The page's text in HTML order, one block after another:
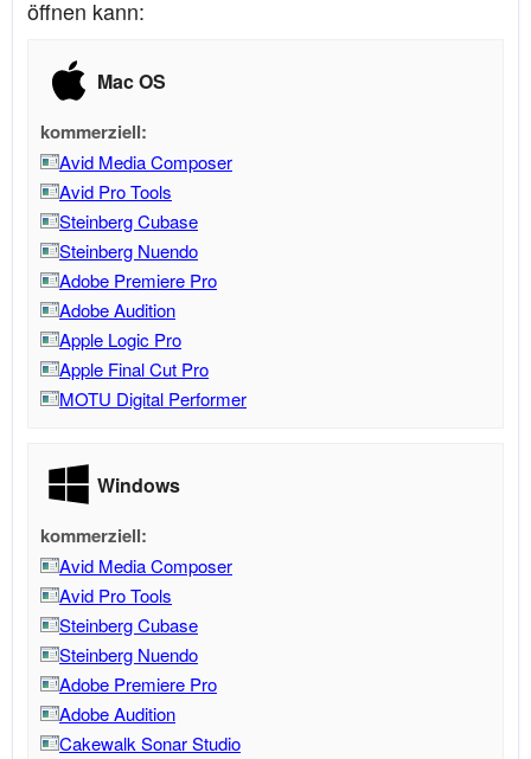
öffnen kann:
Mac OS
kommerziell:
Avid Media Composer
Avid Pro Tools
Steinberg Cubase
Steinberg Nuendo
Adobe Premiere Pro
Adobe Audition
Apple Logic Pro
Apple Final Cut Pro
MOTU Digital Performer
Windows
kommerziell:
Avid Media Composer
Avid Pro Tools
Steinberg Cubase
Steinberg Nuendo
Adobe Premiere Pro
Adobe Audition
Cakewalk Sonar Studio